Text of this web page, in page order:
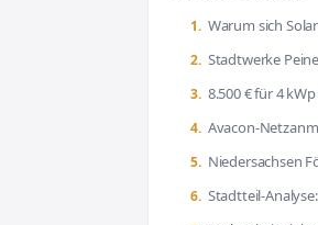
Warum sich
Stadtwerke
8.500 € für 4
Avacon-
Niedersachsen
Stadtteil-